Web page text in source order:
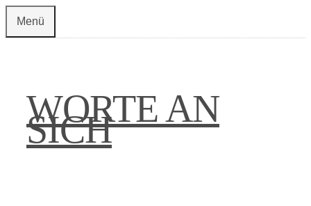
Zum
Inhalt
Menü
WORTE AN
SICH